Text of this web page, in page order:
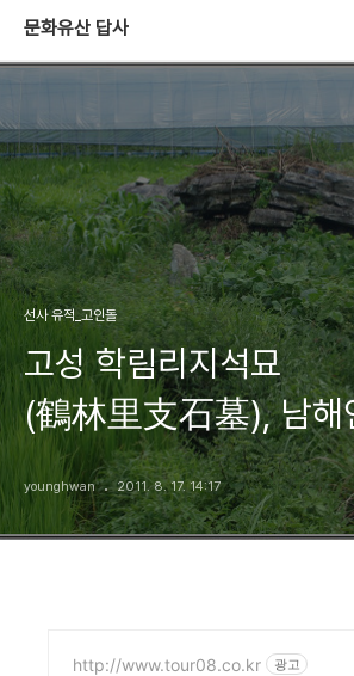
문화유산 답사
선사 유적_고인돌
고성 학림리지석묘
(鶴林里支石墓), 남해
위치하고 있는 지석묘
younghwan 2011. 8. 17. 14:17
http://www.tour08.co.kr 광고